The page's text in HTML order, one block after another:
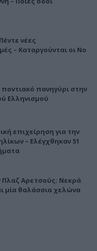
νέες
– Καταργούνται οι Νο
πανηγύρι στην
Ελληνισμού
επιχείρηση για την
– Ελέγχθηκαν 51
Πλαζ Αρετσούς: Νεκρά
μία θαλάσσια χελώνα